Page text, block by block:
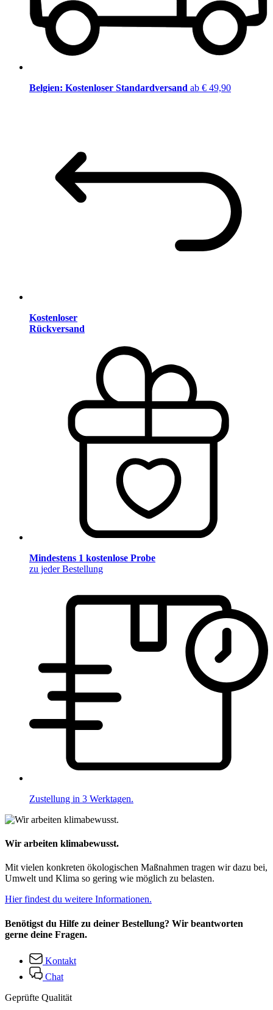
Belgien: Kostenloser Standardversand ab € 49,90
Kostenloser
Rückversand
Mindestens 1 kostenlose Probe
zu jeder Bestellung
Zustellung in 3 Werktagen.
Wir arbeiten klimabewusst.
Mit vielen konkreten ökologischen Maßnahmen tragen wir dazu bei,
Umwelt und Klima so gering wie möglich zu belasten.
Hier findest du weitere Informationen.
Benötigst du Hilfe zu deiner Bestellung? Wir beantworten
gerne deine Fragen.
Kontakt
Chat
Geprüfte Qualität